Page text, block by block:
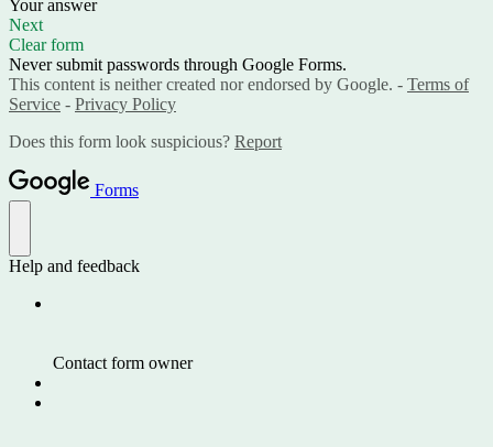
Your answer
Next
Clear form
Never submit passwords through Google Forms.
This content is neither created nor endorsed by Google. - Terms of
Service - Privacy Policy
Does this form look suspicious? Report
Forms
Help and feedback
Contact form owner